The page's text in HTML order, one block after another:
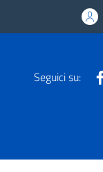
Seguici su: